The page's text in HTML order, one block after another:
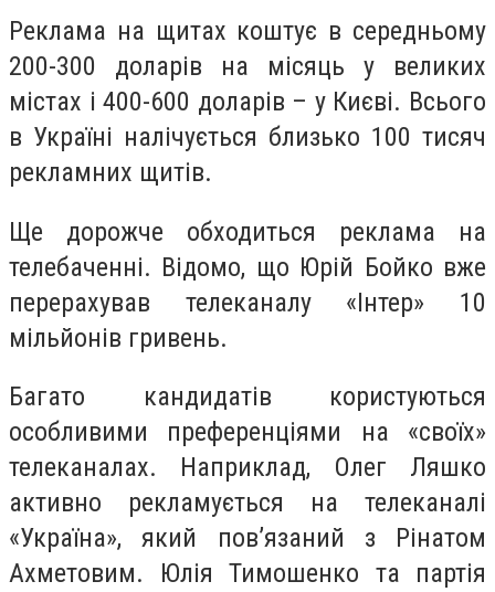
Реклама на щитах коштує в середньому
200-300 доларів на місяць у великих
містах і 400-600 доларів – у Києві. Всього
в Україні налічується близько 100 тисяч
рекламних щитів.
Ще дорожче обходиться реклама на
телебаченні. Відомо, що Юрій Бойко вже
перерахував телеканалу «Інтер» 10
мільйонів гривень.
Багато кандидатів користуються
особливими преференціями на «своїх»
телеканалах. Наприклад, Олег Ляшко
активно рекламується на телеканалі
«Україна», який пов’язаний з Рінатом
Ахметовим. Юлія Тимошенко та партія